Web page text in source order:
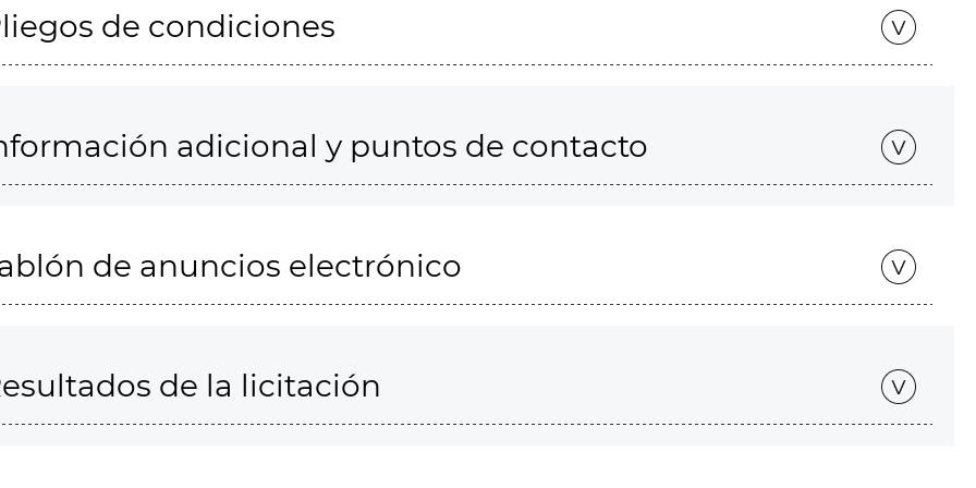
de condiciones
adicional y puntos de contacto
de anuncios electrónico
de la licitación